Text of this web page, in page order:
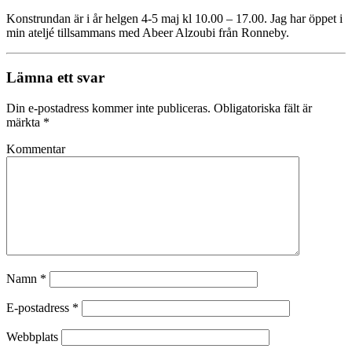
Konstrundan är i år helgen 4-5 maj kl 10.00 – 17.00. Jag har öppet i
min ateljé tillsammans med Abeer Alzoubi från Ronneby.
Lämna ett svar
Din e-postadress kommer inte publiceras. Obligatoriska fält är
märkta *
Kommentar
Namn *
E-postadress *
Webbplats